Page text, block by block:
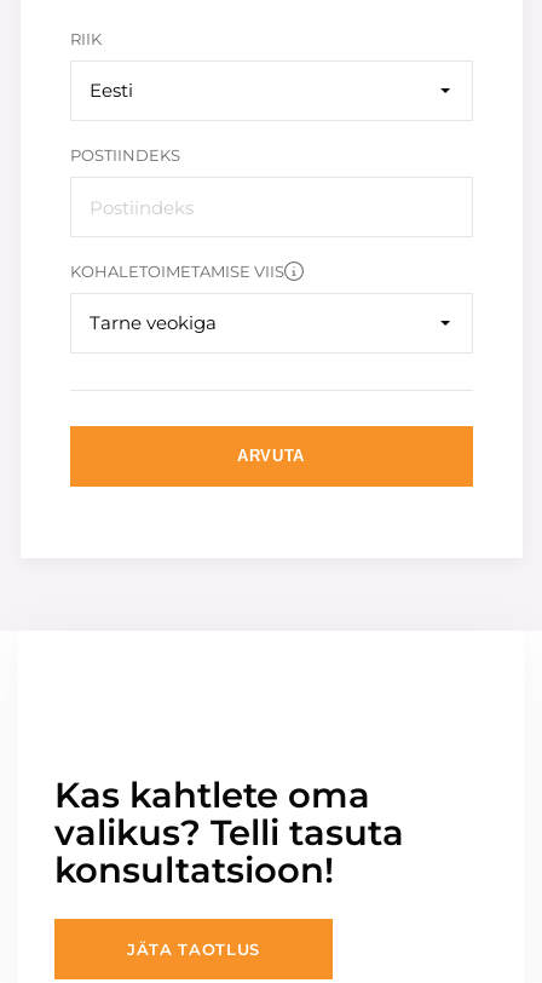
RIIK
Eesti
POSTIINDEKS
KOHALETOIMETAMISE VIIS
Tarne veokiga
ARVUTA
Kas kahtlete oma
valikus? Telli tasuta
konsultatsioon!
JÄTA TAOTLUS